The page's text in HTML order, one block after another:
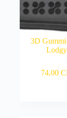
3D
74,00